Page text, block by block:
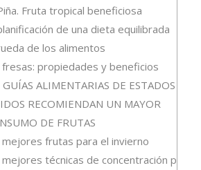
Fruta tropical beneficiosa
de una dieta equilibrada
de los alimentos
fresas: propiedades y beneficios
GUÍAS ALIMENTARIAS DE ESTADOS
RECOMIENDAN UN MAYOR
DE FRUTAS
mejores frutas para el invierno
mejores técnicas de concentración para